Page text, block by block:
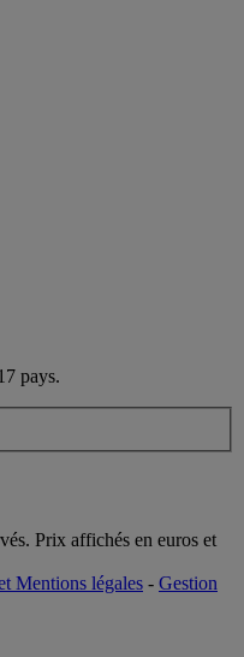
pays.
Prix affichés en euros et
Mentions légales - Gestion